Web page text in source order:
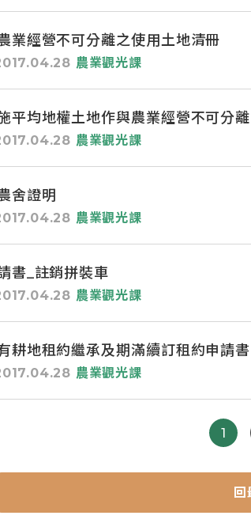
業經營不可分離之使用土地清冊
農業觀光課
平均地權土地作與農業經營不可分
農業觀光課
舍證明
農業觀光課
書_註銷拼裝車
農業觀光課
耕地租約繼承及期滿續訂租約申請書
農業觀光課
1
回